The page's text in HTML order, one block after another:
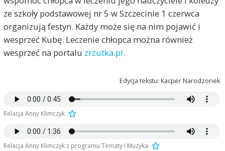
ze szkoły podstawowej nr 5 w Szczecinie 1 czerwca
organizują festyn. Każdy może się na nim pojawić i
wesprzeć Kubę. Leczenie chłopca można również
wesprzeć na portalu zrzutka.pl.
Edycja tekstu: Kacper Narodzonek
Relacja Anny Klimczyk
Relacja Anny Klimczyk z programu Tematy i Muzyka